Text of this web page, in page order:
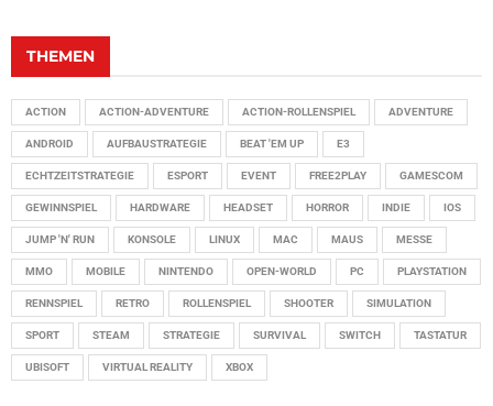
THEMEN
ACTION ACTION-ADVENTURE ACTION-ROLLENSPIEL ADVENTURE
ANDROID AUFBAUSTRATEGIE BEAT 'EM UP E3
ECHTZEITSTRATEGIE ESPORT EVENT FREE2PLAY GAMESCOM
GEWINNSPIEL HARDWARE HEADSET HORROR INDIE IOS
JUMP 'N' RUN KONSOLE LINUX MAC MAUS MESSE
MMO MOBILE NINTENDO OPEN-WORLD PC PLAYSTATION
RENNSPIEL RETRO ROLLENSPIEL SHOOTER SIMULATION
SPORT STEAM STRATEGIE SURVIVAL SWITCH TASTATUR
UBISOFT VIRTUAL REALITY XBOX